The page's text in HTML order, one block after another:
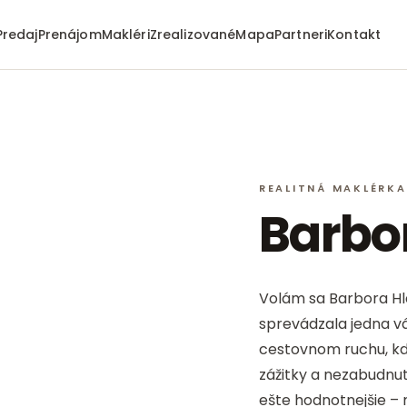
PrenájomMaklériZrealizovanéMapaPartneriKontakt
REALITNÁ
Volám sa Barbora
sprevádzala jedna
cestovnom ruchu,
zážitky a
ešte hodnotnejšie –